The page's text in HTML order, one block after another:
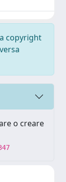
copyright
o creare